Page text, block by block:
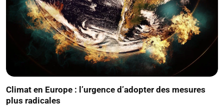
Climat en Europe : l’urgence d’adopter des mesures
plus radicales